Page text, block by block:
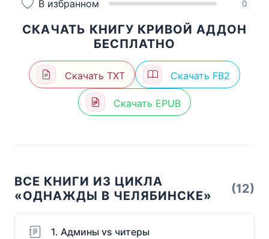
В избранном 0
СКАЧАТЬ КНИГУ КРИВОЙ АДДОН
БЕСПЛАТНО
Скачать TXT Скачать FB2
Скачать EPUB
ВСЕ КНИГИ ИЗ ЦИКЛА
«ОДНАЖДЫ В ЧЕЛЯБИНСКЕ»
(12)
1. Админы vs читеры